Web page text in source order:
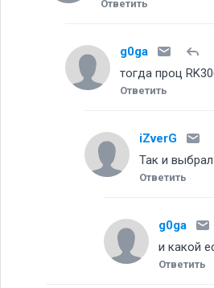
Ответить
g0ga
тогда проц
Ответить
iZverG
Так и
Ответить
g0ga
и какой
Ответить